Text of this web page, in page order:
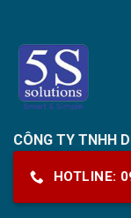
CÔNG TY TNHH
HOTLINE: